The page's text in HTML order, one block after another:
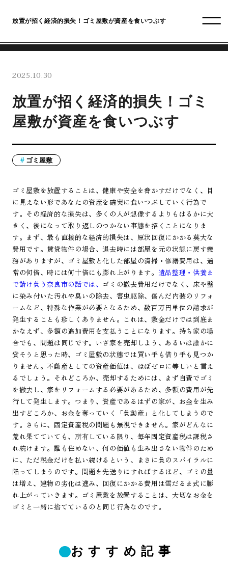
放置が招く経済的損失！ゴミ屋敷が資産を食いつぶす
2025.10.30
放置が招く経済的損失！ゴミ
屋敷が資産を食いつぶす
ゴミ屋敷
ゴミ屋敷を放置することは、健康や安全を脅かすだけでなく、目
に見えない形であなたの資産を確実に食いつぶしていく行為で
す。その経済的な損失は、多くの人が想像するよりもはるかに大
きく、後になって取り返しのつかない事態を招くことになりま
す。まず、最も直接的な経済的損失は、原状回復にかかる莫大な
費用です。賃貸物件の場合、退去時には部屋を元の状態に戻す義
務がありますが、ゴミ屋敷と化した部屋の清掃・修繕費用は、通
常の何倍、時には何十倍にも膨れ上がります。 遺品整理・供養ま
で請け負う奈良市の話では、 ゴミの撤去費用だけでなく、床や壁
に染み付いた汚れや臭いの除去、害虫駆除、傷んだ内装のリフォ
ームなど、特殊な作業が必要となるため、数百万円単位の請求が
発生することも珍しくありません。これは、敷金だけでは到底ま
かなえず、多額の追加費用を支払うことになります。持ち家の場
合でも、問題は同じです。いざ家を売却しよう、あるいは誰かに
貸そうと思った時、ゴミ屋敷の状態では買い手も借り手も見つか
りません。不動産としての資産価値は、ほぼゼロに等しいと言え
るでしょう。それどころか、売却するためには、まず自費でゴミ
を撤去し、家をリフォームする必要があるため、多額の費用が先
行して発生します。つまり、資産であるはずの家が、お金を生み
出すどころか、お金を奪っていく「負動産」と化してしまうので
す。さらに、固定資産税の問題も無視できません。家がどんなに
荒れ果てていても、所有している限り、毎年固定資産税は課税さ
れ続けます。誰も住めない、何の価値も生み出さない物件のため
に、ただ税金だけを払い続けるという、まさに負のスパイラルに
陥ってしまうのです。問題を先送りにすればするほど、ゴミの量
は増え、建物の劣化は進み、回復にかかる費用は雪だるま式に膨
れ上がっていきます。ゴミ屋敷を放置することは、大切なお金を
ゴミと一緒に捨てているのと同じ行為なのです。
おすすめ記事